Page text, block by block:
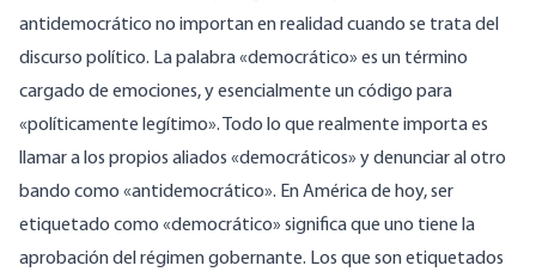
antidemocrático no importan en realidad cuando se trata del
discurso político. La palabra «democrático» es un término
cargado de emociones, y esencialmente un código para
«políticamente legítimo». Todo lo que realmente importa es
llamar a los propios aliados «democráticos» y denunciar al otro
bando como «antidemocrático». En América de hoy, ser
etiquetado como «democrático» significa que uno tiene la
aprobación del régimen gobernante. Los que son etiquetados